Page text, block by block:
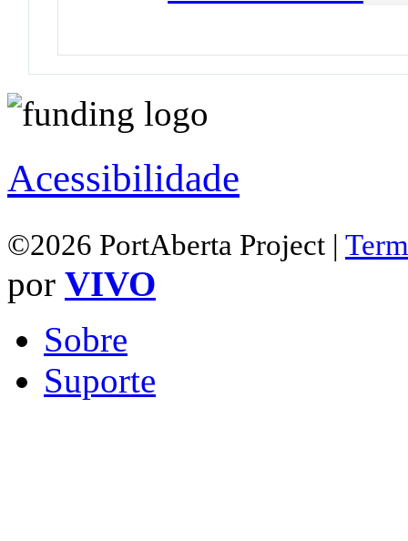
Acessibilidade
©2026 PortAberta Project |
por VIVO
Sobre
Suporte